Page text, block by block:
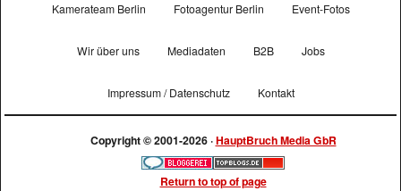
Kamerateam Berlin Fotoagentur Berlin Event-Fotos
Wir über uns Mediadaten B2B Jobs
Impressum / Datenschutz Kontakt
Copyright © 2001-2026 ·HauptBruch Media GbR
Return to top of page